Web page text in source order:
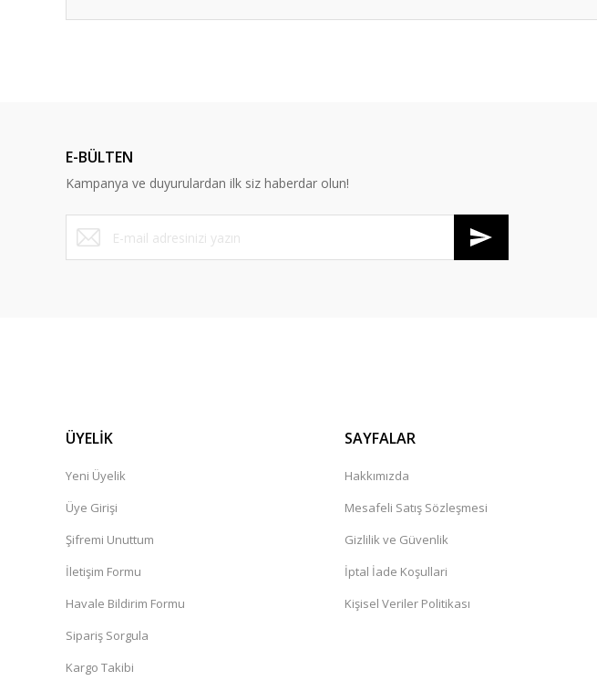
Ürün bilgilerinde hatalar bulunuyor.
Ürün fiyatı diğer sitelerden daha pahalı.
Bu ürüne benzer farklı alternatifler olmalı.
E-BÜLTEN
Kampanya ve duyurulardan ilk siz haberdar olun!
ÜYELİK
Yeni Üyelik
Üye Girişi
Şifremi Unuttum
İletişim Formu
Havale Bildirim Formu
Sipariş Sorgula
Kargo Takibi
SAYFALAR
Hakkımızda
Mesafeli Satış Sözleşmesi
Gizlilik ve Güvenlik
İptal İade Koşullari
Kişisel Veriler Politikası